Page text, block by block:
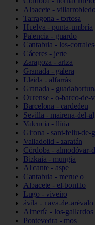
Albacete - villarrobledo
Tarragona - tortosa
Huelva - punta-umbría
Palencia - guardo
Cantabria - los-
Cáceres - jerte
Zaragoza - ariza
Granada - galera
Lleida - alfarràs
Granada -
Ourense - o-barco-de-
Barcelona - cardedeu
Sevilla - mairena-del-
Valencia - llíria
Girona - sant-feliu-de-
Valladolid - zaratán
Córdoba - almodóvar-
Bizkaia - mungia
Alicante - aspe
Cantabria - meruelo
Albacete - el-bonillo
Lugo - viveiro
ávila - nava-de-arévalo
Almería - los-gallardos
Pontevedra - mos